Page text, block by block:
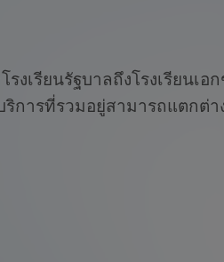
เรียนรัฐบาลถึงโรงเรียนเอ
การที่รวมอยู่สามารถแตกต่า